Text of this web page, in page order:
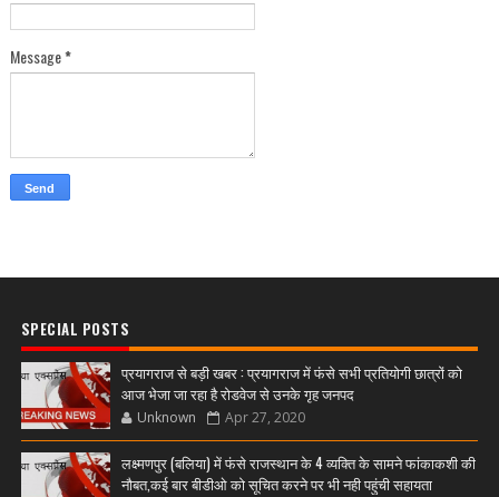
Message*
SPECIAL POSTS
प्रयागराज से बड़ी खबर : प्रयागराज में फंसे सभी प्रतियोगी छात्रों को
आज भेजा जा रहा है रोडवेज से उनके गृह जनपद
Unknown Apr 27, 2020
लक्ष्मणपुर (बलिया) में फंसे राजस्थान के 4 व्यक्ति के सामने फांकाकशी की
नौबत,कई बार बीडीओ को सूचित करने पर भी नही पहुंची सहायता